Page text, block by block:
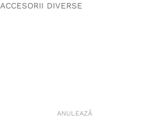
ACCESORII DIVERSE
ANULEAZĂ